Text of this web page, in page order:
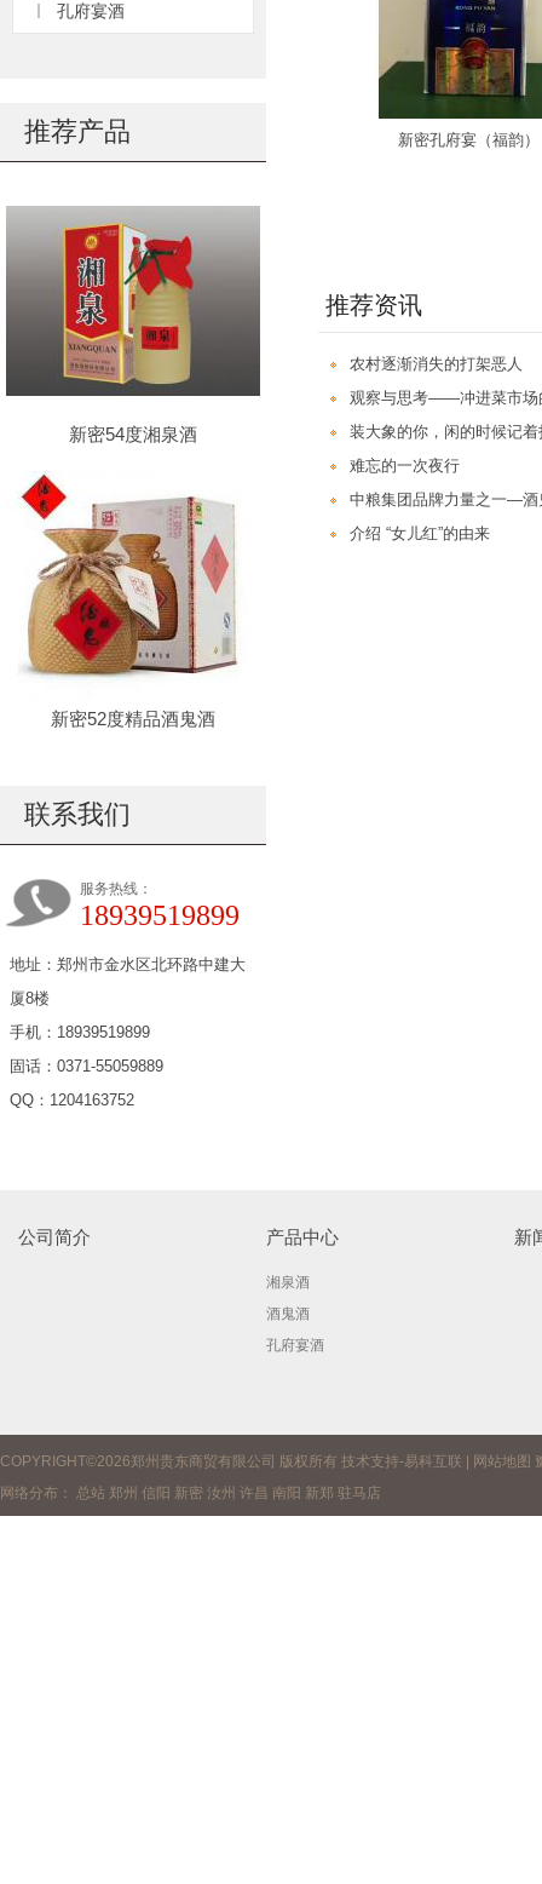
孔府宴酒
推荐产品
新密54度湘泉酒
新密52度精品酒鬼酒
联系我们
服务热线：
18939519899
地址：郑州市金水区北环路中建大
厦8楼
手机：18939519899
固话：0371-55059889
QQ：1204163752
新密孔府宴（福韵）
推荐资讯
农村逐渐消失的打架恶人
观察与思考——冲进菜市场
装大象的你，闲的时候记
难忘的一次夜行
中粮集团品牌力量之一—酒
介绍 “女儿红”的由来
公司简介 产品中心
湘泉酒
酒鬼酒
孔府宴酒
新
COPYRIGHT©2026郑州贵东商贸有限公司 版权所有 技术支持-易科互联 网站地图
网络分布： 总站 郑州 信阳 新密 汝州 许昌 南阳 新郑 驻马店